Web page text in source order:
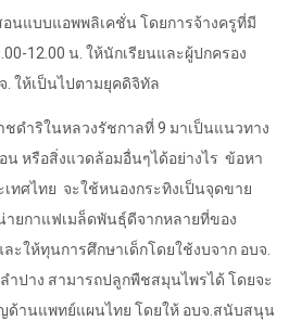
อนแบบแอพพลิเคชั่น โดยการจ้างครูที่มี
12.00 น. ให้นักเรียนและผู้ปกครอง
ให้เป็นไปตามยุคดิจิทัล
ดำริในหลวงรัชกาลที่9 มาเป็นแนวทาง
หรือสิ่งแวดล้อมอื่นๆได้อย่างไร ข้อหา
ทศไทย จะใช้หนองกระทิงเป็นจุดขาย
ายกาแฟเมล็ดพันธุ์ดีจากหลายที่ของ
ะให้ทุนการศึกษาเด็กโดยใช้งบจาก อบจ.
ำปาง สามารถปลูกพืชสมุนไพรได้ โดยจะ
ด้านแพทย์แผนไทย โดยให้ อบจ.สนับสนุน